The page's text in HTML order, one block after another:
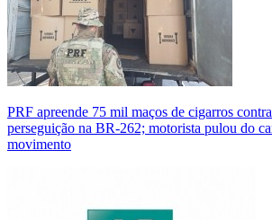
PRF apreende 75 mil maços de cigarros
perseguição na BR-262; motorista pulou do
movimento